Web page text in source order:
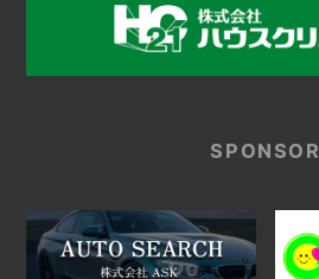
SPONSOR